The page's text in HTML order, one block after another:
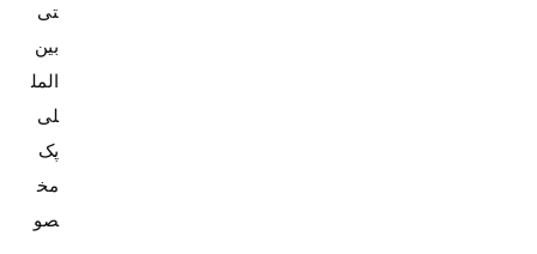
تی
بین
المل
پک
مخ
صو